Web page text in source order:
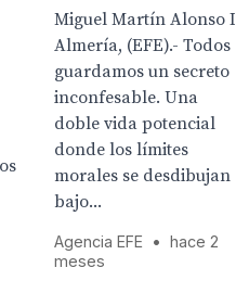
Miguel Martín Alonso I
Almería, (EFE).- Todos
guardamos un secreto
inconfesable. Una
doble vida potencial
donde los límites
morales se desdibujan
bajo...
Agencia EFE •
hace 2
meses